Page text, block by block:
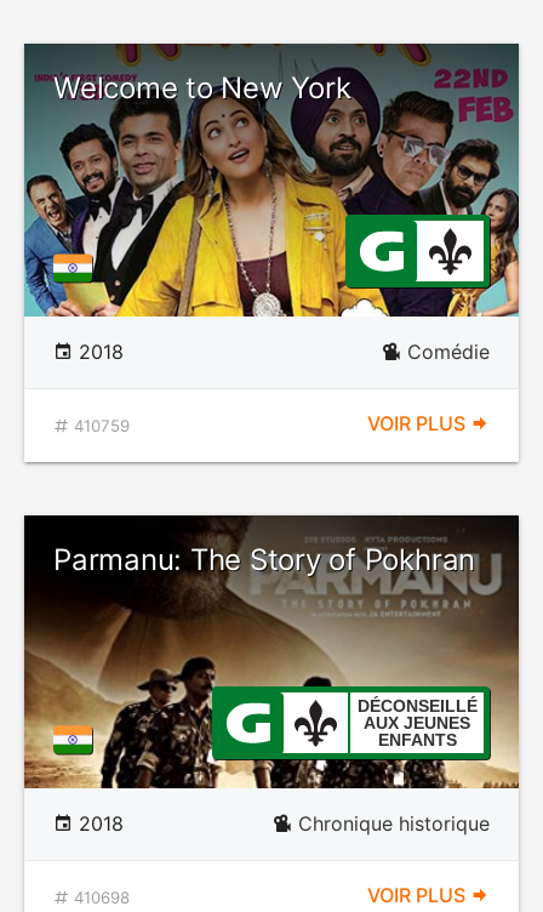
Welcome to New York
2018 Comédie
410759 VOIR PLUS
Parmanu: The Story of Pokhran
DÉCONSEILLÉ
AUX JEUNES
ENFANTS
2018 Chronique historique
410698 VOIR PLUS